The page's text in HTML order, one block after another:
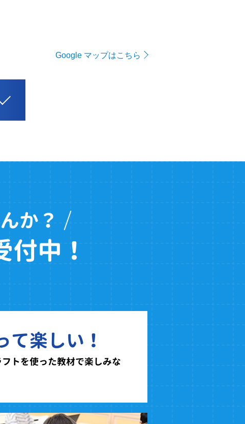
Google マップはこちら
か？
付中！
て楽しい！
トを使った教材で楽しみな